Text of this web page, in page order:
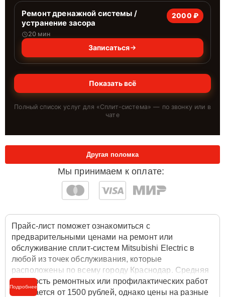
Ремонт дренажной системы /
устранение засора
20 мин
2000 ₽
Записаться
Показать всё
Полный список услуг для «Сплит-система» — по звонку или в
чате
Мы принимаем к оплате:
Другая поломка
Прайс-лист поможет ознакомиться с
предварительными ценами на ремонт или
обслуживание сплит-систем Mitsubishi Electric в
любой из точек обслуживания, которые
расположены по всему городу Краснодар. Средняя
стоимость ремонтных или профилактических работ
начинается от 1500 рублей, однако цены на разные
Подробнее